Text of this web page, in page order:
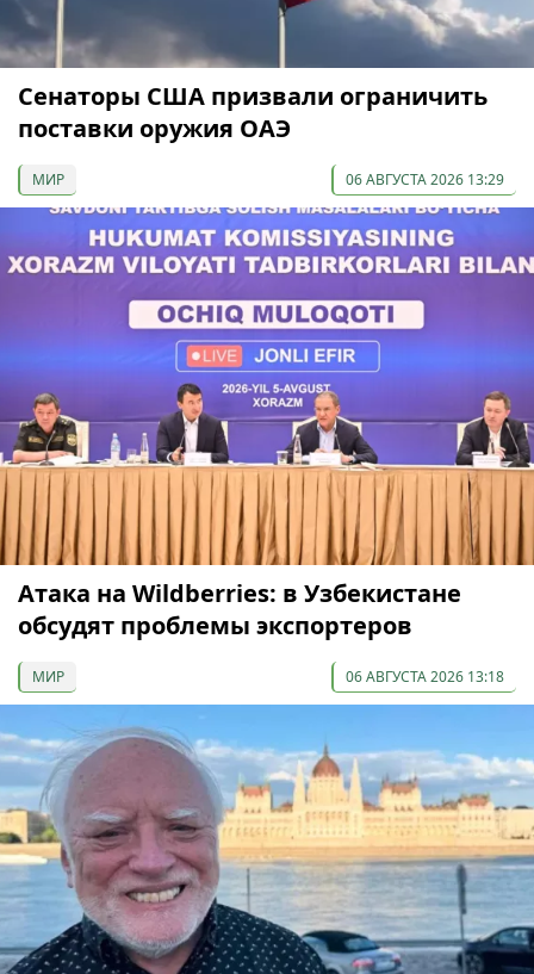
Сенаторы США призвали ограничить
поставки оружия ОАЭ
МИР 06 АВГУСТА 2026 13:29
Атака на Wildberries: в Узбекистане
обсудят проблемы экспортеров
МИР 06 АВГУСТА 2026 13:18